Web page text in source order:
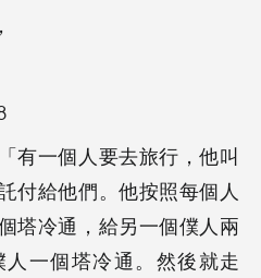
有一個人要去旅行，他叫
付給他們。他按照每個人
塔冷通，給另一個僕人兩
一個塔冷通。然後就走